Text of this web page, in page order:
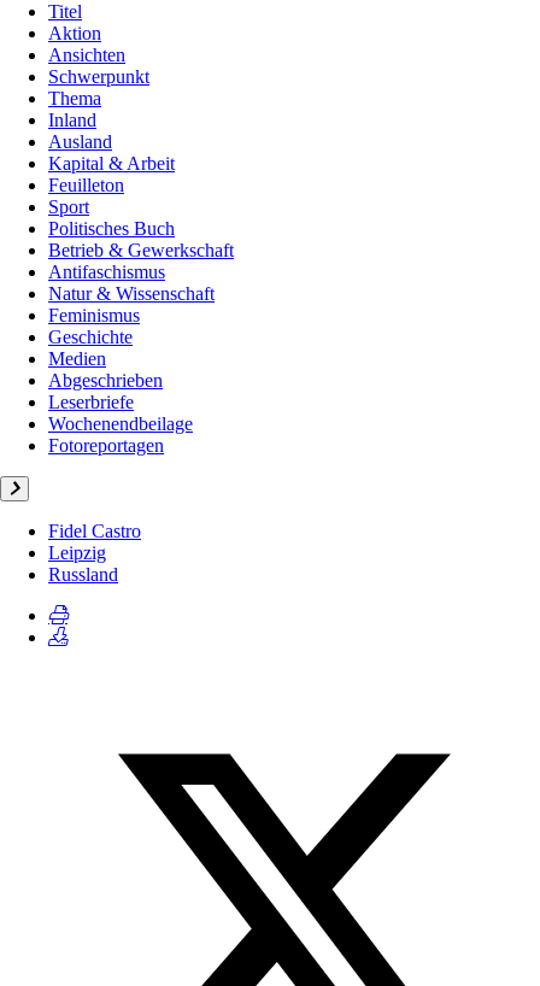
Titel
Aktion
Ansichten
Schwerpunkt
Thema
Inland
Ausland
Kapital & Arbeit
Feuilleton
Sport
Politisches Buch
Betrieb & Gewerkschaft
Antifaschismus
Natur & Wissenschaft
Feminismus
Geschichte
Medien
Abgeschrieben
Leserbriefe
Wochenendbeilage
Fotoreportagen
Fidel Castro
Leipzig
Russland